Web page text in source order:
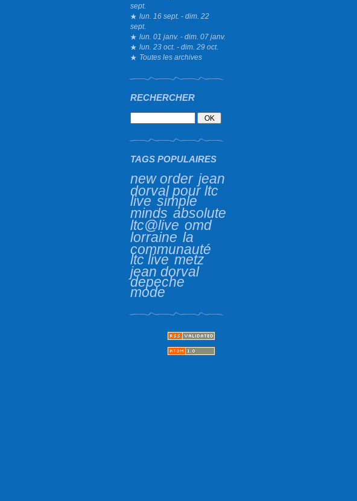
sept.
lun. 16 sept. - dim. 22
sept.
lun. 01 janv. - dim. 07 janv.
lun. 23 oct. - dim. 29 oct.
Toutes les archives
RECHERCHER
TAGS POPULAIRES
new order jean
dorval pour ltc
live simple
minds absolute
ltc@live omd
lorraine la
communauté
ltc live metz
jean dorval
depeche
mode